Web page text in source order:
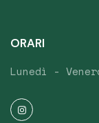
ORARI
Lunedì -